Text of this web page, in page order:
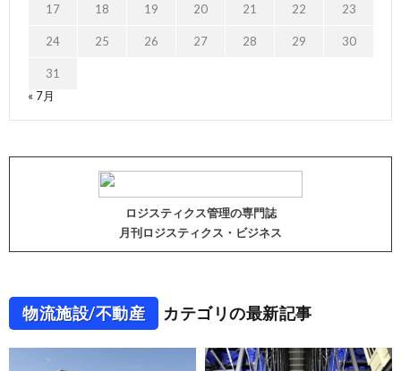
17 18 19 20 21 22 23
24 25 26 27 28 29 30
31
« 7月
ロジスティクス管理の専門誌
月刊ロジスティクス・ビジネス
物流施設/不動産 カテゴリの最新記事